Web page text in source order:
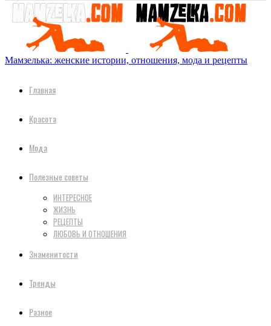
Мамзелька: женские истории, отношения, мода и рецепты
Главная
Красота
Мода
Полезные советы
ИНТЕРЕСНОЕ
ЖИЗНЬ
РЕЦЕПТЫ
ЛЮБОВЬ И ОТНОШЕНИЯ
Знаменитости
Тренды
Разное